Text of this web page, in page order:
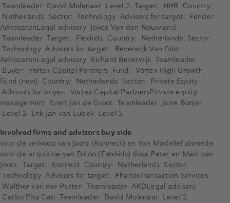
Teamleader David Molenaar Level 2 Target: HHB Country:
Netherlands Sector: Technology Advisors for target: Fender
AdvocatenLegal advisory Joyce Van den Nouwland
Teamleader Target: Flexkids Country: Netherlands Sector:
Technology Advisors for target: Beverwijk Van Gilst
AdvocatenLegal advisory Richard Beverwijk Teamleader
Buyer: Vortex Capital Partners Fund: Vortex High Growth
Fund (new) Country: Netherlands Sector: Private Equity
Advisors for buyer: Vortex Capital PartnersPrivate equity
management Evert Jan de Groot Teamleader Jorre Bonjer
Level 2 Erik Jan van Lubek Level 2
Involved firms and advisors buy side
voor de verkoop van Joorz (Konnect) en Van Madelief alsmede
voor de acquisitie van Dicon (Flexkids) door Peter en Marc van
Joorz. Target: Konnect Country: Netherlands Sector:
Technology Advisors for target: PhariosTransaction Services
Walther van der Putten Teamleader AKDLegal advisory
Carlos Pita Cao Teamleader David Molenaar Level 2